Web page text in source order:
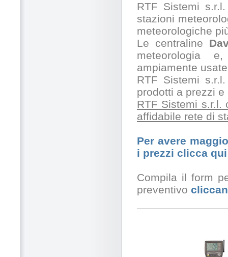
RTF Sistemi
stazioni
meteorologiche
Le centraline
meteorologia
ampiamente
RTF Sistemi
prodotti a prezzi
RTF Sistemi s.r.l.
affidabile rete di
Per avere
i prezzi clicca qui
Compila il form
preventivo